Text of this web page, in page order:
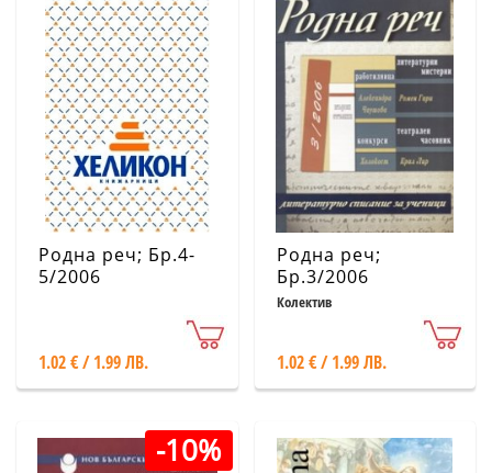
Родна реч; Бр.4-
5/2006
1.02 € / 1.99 ЛВ.
Родна реч;
Бр.3/2006
Колектив
1.02 € / 1.99 ЛВ.
-10%